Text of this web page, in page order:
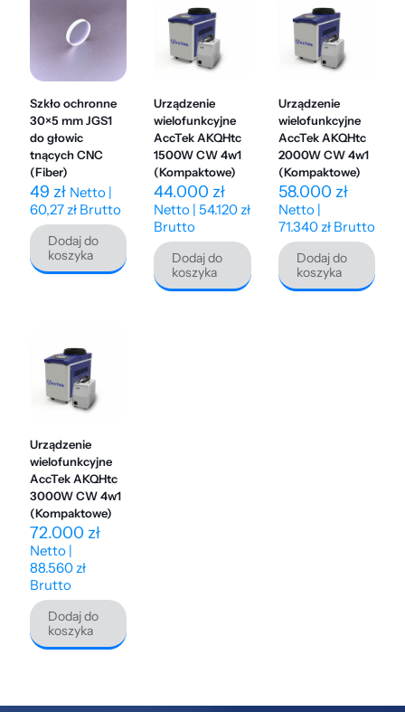
Szkło ochronne
30×5 mm JGS1
do głowic
tnących CNC
(Fiber)
49 zł Netto |
60,27zł Brutto
Dodaj do
koszyka
Urządzenie
wielofunkcyjne
AccTek AKQHtc
1500W CW 4w1
(Kompaktowe)
44.000 zł
Netto |54.120zł
Brutto
Dodaj do
koszyka
Urządzenie
wielofunkcyjne
AccTek AKQHtc
2000W CW 4w1
(Kompaktowe)
58.000 zł
Netto |
71.340złBrutto
Dodaj do
koszyka
Urządzenie
wielofunkcyjne
AccTek AKQHtc
3000W CW 4w1
(Kompaktowe)
72.000 zł
Netto |
88.560 zł
Brutto
Dodaj do
koszyka